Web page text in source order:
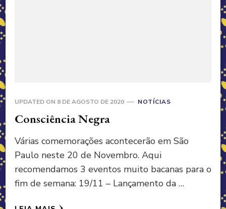
UPDATED ON 8 DE AGOSTO DE 2020 NOTÍCIAS
Consciência Negra
Várias comemorações acontecerão em São
Paulo neste 20 de Novembro. Aqui
recomendamos 3 eventos muito bacanas para o
fim de semana: 19/11 – Lançamento da …